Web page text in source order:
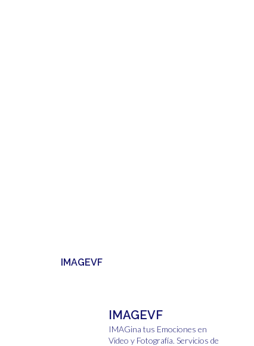
IMAGEVF
IMAGEVF
IMAGina tus Emociones en
Video y Fotografía. Servicios de